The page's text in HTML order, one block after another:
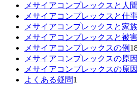
メサイアコンプレックスと人
メサイアコンプレックスと仕
メサイアコンプレックスと家
メサイアコンプレックスと被
メサイアコンプレックスの例
メサイアコンプレックスの原因
メサイアコンプレックスの原
よくある疑問1